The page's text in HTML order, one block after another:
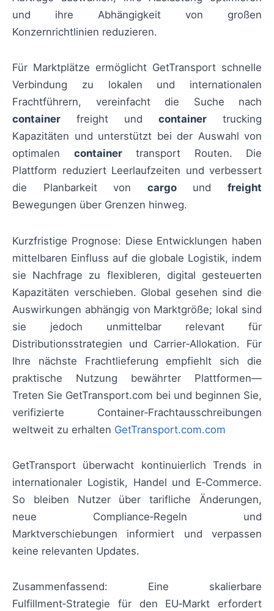
und ihre Abhängigkeit von großen
Konzernrichtlinien reduzieren.
Für Marktplätze ermöglicht GetTransport schnelle
Verbindung zu lokalen und internationalen
Frachtführern, vereinfacht die Suche nach
container freight und container trucking
Kapazitäten und unterstützt bei der Auswahl von
optimalen containertransport Routen. Die
Plattform reduziert Leerlaufzeiten und verbessert
die Planbarkeit von cargoundfreight
Bewegungen über Grenzen hinweg.
Kurzfristige Prognose: Diese Entwicklungen haben
mittelbaren Einfluss auf die globale Logistik, indem
sie Nachfrage zu flexibleren, digital gesteuerten
Kapazitäten verschieben. Global gesehen sind die
Auswirkungen abhängig von Marktgröße; lokal sind
sie jedoch unmittelbar relevant für
Distributionsstrategien und Carrier‑Allokation. Für
Ihre nächste Frachtlieferung empfiehlt sich die
praktische Nutzung bewährter Plattformen—
Treten Sie GetTransport.com bei und beginnen Sie,
verifizierte Container‑Frachtausschreibungen
weltweit zu erhalten GetTransport.com.com
GetTransport überwacht kontinuierlich Trends in
internationaler Logistik, Handel und E‑Commerce.
So bleiben Nutzer über tarifliche Änderungen,
neue Compliance‑Regeln und
Marktverschiebungen informiert und verpassen
keine relevanten Updates.
Zusammenfassend: Eine skalierbare
Fulfillment‑Strategie für den EU‑Markt erfordert